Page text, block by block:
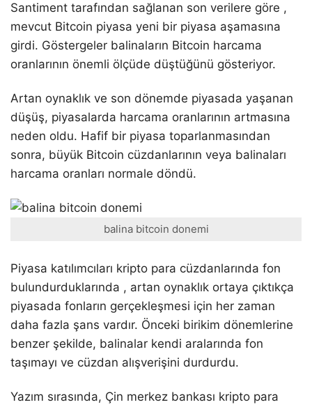
Santiment tarafından sağlanan son verilere göre ,
mevcut Bitcoin piyasa yeni bir piyasa aşamasına
girdi. Göstergeler balinaların Bitcoin harcama
oranlarının önemli ölçüde düştüğünü gösteriyor.
Artan oynaklık ve son dönemde piyasada yaşanan
düşüş, piyasalarda harcama oranlarının artmasına
neden oldu. Hafif bir piyasa toparlanmasından
sonra, büyük Bitcoin cüzdanlarının veya balinaları
harcama oranları normale döndü.
balina bitcoin donemi
Piyasa katılımcıları kripto para cüzdanlarında fon
bulundurduklarında , artan oynaklık ortaya çıktıkça
piyasada fonların gerçekleşmesi için her zaman
daha fazla şans vardır. Önceki birikim dönemlerine
benzer şekilde, balinalar kendi aralarında fon
taşımayı ve cüzdan alışverişini durdurdu.
Yazım sırasında, Çin merkez bankası kripto para